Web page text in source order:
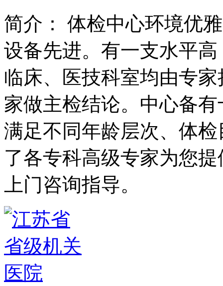
简介：
体检中心环境优
设备先进。有一支水平
临床、医技科室均由专
家做主检结论。中心备
满足不同年龄层次、体
了各专科高级专家为您
上门咨询指导。